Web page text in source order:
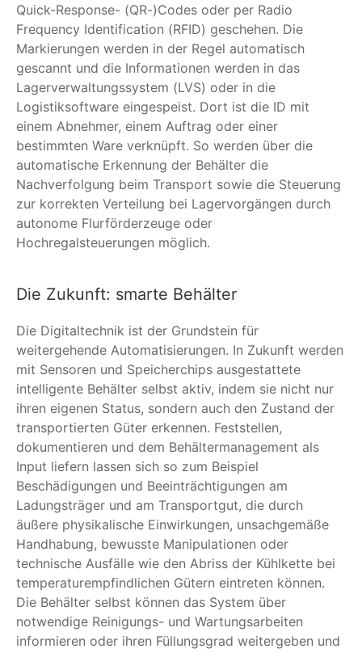
Quick-Response- (QR-)Codes oder per Radio
Frequency Identification (RFID) geschehen. Die
Markierungen werden in der Regel automatisch
gescannt und die Informationen werden in das
Lagerverwaltungssystem (LVS) oder in die
Logistiksoftware eingespeist. Dort ist die ID mit
einem Abnehmer, einem Auftrag oder einer
bestimmten Ware verknüpft. So werden über die
automatische Erkennung der Behälter die
Nachverfolgung beim Transport sowie die Steuerung
zur korrekten Verteilung bei Lagervorgängen durch
autonome Flurförderzeuge oder
Hochregalsteuerungen möglich.
Die Zukunft: smarte Behälter
Die Digitaltechnik ist der Grundstein für
weitergehende Automatisierungen. In Zukunft werden
mit Sensoren und Speicherchips ausgestattete
intelligente Behälter selbst aktiv, indem sie nicht nur
ihren eigenen Status, sondern auch den Zustand der
transportierten Güter erkennen. Feststellen,
dokumentieren und dem Behältermanagement als
Input liefern lassen sich so zum Beispiel
Beschädigungen und Beeinträchtigungen am
Ladungsträger und am Transportgut, die durch
äußere physikalische Einwirkungen, unsachgemäße
Handhabung, bewusste Manipulationen oder
technische Ausfälle wie den Abriss der Kühlkette bei
temperaturempfindlichen Gütern eintreten können.
Die Behälter selbst können das System über
notwendige Reinigungs- und Wartungsarbeiten
informieren oder ihren Füllungsgrad weitergeben und